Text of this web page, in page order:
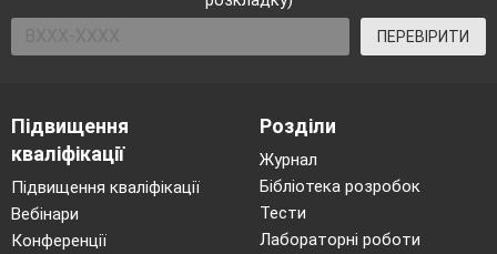
ПЕРЕВІРИТИ
Підвищення
кваліфікації
Підвищення кваліфікації
Вебінари
Конференції
Розділи
Журнал
Бібліотека розробок
Тести
Лабораторні роботи